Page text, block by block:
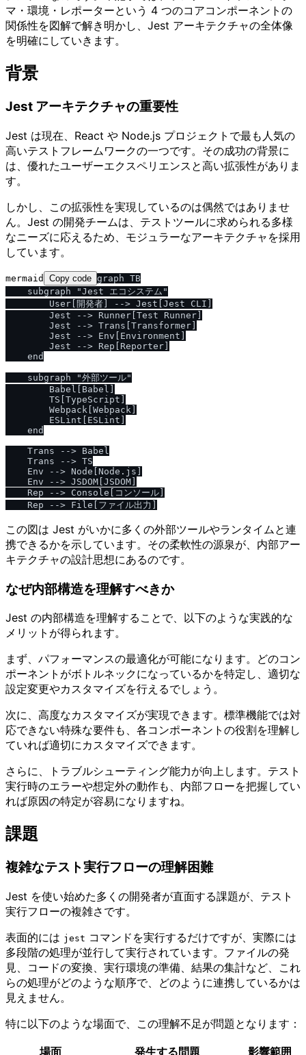
マ・環境・レポーターという 4 つのコアコンポーネントの
関係性を図解で解き明かし、Jest アーキテクチャの全体像
を明確にしていきます。
背景
Jest アーキテクチャの重要性
Jest は現在、React や Node.js プロジェクトで最も人気の
高いテストフレームワークの一つです。その成功の背景に
は、優れたユーザーエクスペリエンスと高い拡張性がありま
す。
しかし、この拡張性を実現しているのは偶然ではありませ
ん。Jest の開発チームは、テストツールに求められる多様
なニーズに応えるため、モジュラーなアーキテクチャを採用
しています。
mermaid Copy code graph TB
    subgraph "Jest エコシステム"
        User[開発者] --> Jest[Jest CLI]
        Jest --> Runner[Test Runner]
        Jest --> Trans[Transformer]
        Jest --> Env[Environment]
        Jest --> Rep[Reporter]
    end
    subgraph "外部ツール"
        Babel[Babel]
        TS[TypeScript]
        Webpack[Webpack]
        ESLint[ESLint]
    end
    Trans --> Babel
    Trans --> TS
    Env --> Node[Node.js]
    Env --> JSDOM[JSDOM]
    Rep --> Console[コンソール]
この図は Jest がいかに多くの外部ツールやランタイムと連
携できるかを示しています。その柔軟性の源泉が、内部アー
キテクチャの設計思想にあるのです。
なぜ内部構造を理解すべきか
Jest の内部構造を理解することで、以下のような実践的な
メリットが得られます。
まず、パフォーマンスの最適化が可能になります。どのコン
ポーネントがボトルネックになっているかを特定し、適切な
設定変更やカスタマイズを行えるでしょう。
次に、高度なカスタマイズが実現できます。標準機能では対
応できない特殊な要件も、各コンポーネントの役割を理解し
ていれば適切にカスタマイズできます。
さらに、トラブルシューティング能力が向上します。テスト
実行時のエラーや想定外の動作も、内部フローを把握してい
れば原因の特定が容易になりますね。
課題
複雑なテスト実行フローの理解困難
Jest を使い始めた多くの開発者が直面する課題が、テスト
実行フローの複雑さです。
表面的には jest コマンドを実行するだけですが、実際には
多段階の処理が並行して実行されています。ファイルの発
見、コードの変換、実行環境の準備、結果の集計など、これ
らの処理がどのような順序で、どのように連携しているかは
見えません。
特に以下のような場面で、この理解不足が問題となります：
場面 発生する問題 影響範囲